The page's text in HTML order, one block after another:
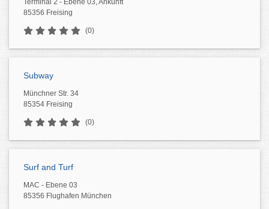
Terminal 2 - Ebene 03, Ankunft
85356 Freising
(0)
Subway
Münchner Str. 34
85354 Freising
(0)
Surf and Turf
MAC - Ebene 03
85356 Flughafen München